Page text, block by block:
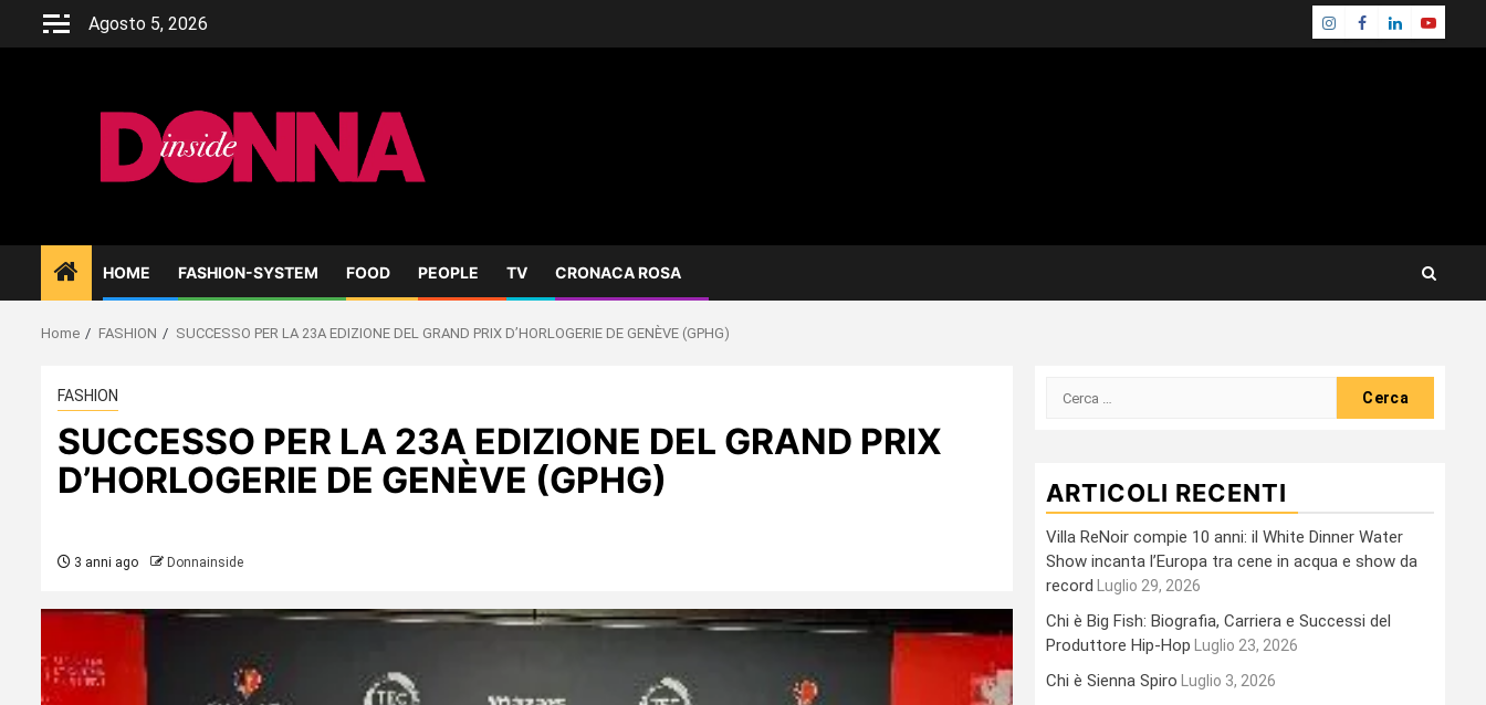
Agosto 5, 2026 Instagram
Facebook
LinkedinYoutube
HOME FASHION-SYSTEM FOOD PEOPLE TV CRONACA ROSA
Home FASHION SUCCESSO PER LA 23A EDIZIONE DEL GRAND PRIX D’HORLOGERIE DE GENÈVE (GPHG)
FASHION
SUCCESSO PER LA 23A EDIZIONE DEL GRAND PRIX
D’HORLOGERIE DE GENÈVE (GPHG)
3 anni ago Donnainside
Ricerca
ARTICOLI RECENTI
Villa ReNoir compie 10 anni: il White Dinner Water
Show incanta l’Europa tra cene in acqua e show da
record
Luglio 29, 2026
Chi è Big Fish: Biografia, Carriera e Successi del
Produttore Hip-Hop
Luglio 23, 2026
Chi è Sienna Spiro Luglio 3, 2026